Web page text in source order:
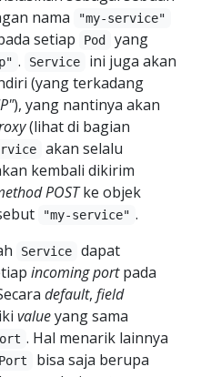
nama "my-service"
setiap Pod
yang
. Service
ini juga akan
(yang terkadang
), yang nantinya akan
(lihat di bagian
akan selalu
kembali dikirim
POSTke objek
"my-service" .
Service
dapat
incoming portpada
default, field
valueyang sama
. Hal menarik lainnya
bisa saja berupa